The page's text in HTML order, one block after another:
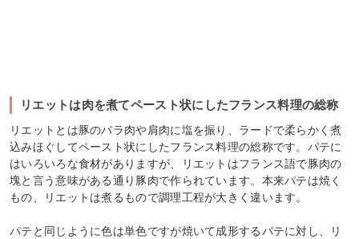
リエットは肉を煮てペースト状にしたフランス料理の総称
リエットとは豚のバラ肉や肩肉に塩を振り、ラードで柔らかく煮
込みほぐしてペースト状にしたフランス料理の総称です。パテに
はいろいろな食材がありますが、リエットはフランス語で豚肉の
塊と言う意味がある通り豚肉で作られています。本来パテは焼く
もの、リエットは煮るもので調理工程が大きく違います。
パテと同じように色は単色ですが焼いて成形するパテに対し、リ